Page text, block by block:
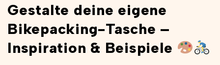
Gestalte deine eigene
Bikepacking-Tasche –
Inspiration & Beispiele